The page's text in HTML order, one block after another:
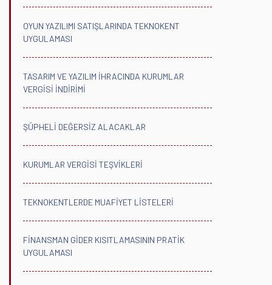
OYUN YAZILIMI SATIŞLARINDA TEKNOKENT
UYGULAMASI
TASARIM VE YAZILIM İHRACINDA KURUMLAR
VERGİSİ İNDİRİMİ
ŞÜPHELİ DEĞERSİZ ALACAKLAR
KURUMLAR VERGİSİ TEŞVİKLERİ
TEKNOKENTLERDE MUAFİYET LİSTELERİ
FİNANSMAN GİDER KISITLAMASININ PRATİK
UYGULAMASI